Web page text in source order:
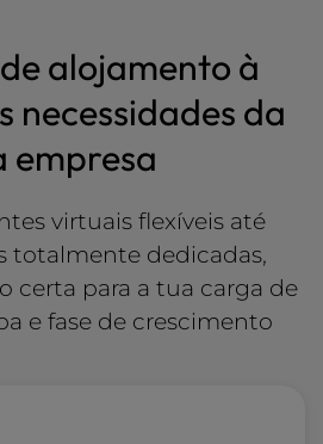
alojamento à
necessidades da
empresa
virtuais flexíveis até
totalmente dedicadas,
certa para a tua carga de
e fase de crescimento